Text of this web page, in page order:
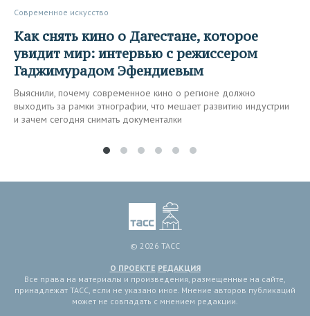
Современное искусство
Как снять кино о Дагестане, которое
увидит мир: интервью с режиссером
Гаджимурадом Эфендиевым
Выяснили, почему современное кино о регионе должно
выходить за рамки этнографии, что мешает развитию индустрии
и зачем сегодня снимать документалки
© 2026 ТАСС
О ПРОЕКТЕ РЕДАКЦИЯ
Все права на материалы и произведения, размещенные на сайте,
принадлежат ТАСС, если не указано иное. Мнение авторов публикаций
может не совпадать с мнением редакции.